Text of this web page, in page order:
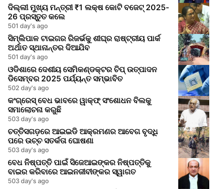
ଦିଲ୍ଲୀ ମୁଖ୍ୟ ମନ୍ତ୍ରୀ ₹1 ଲକ୍ଷ କୋଟି ବଜେଟ୍ 2025-
26 ପ୍ରସ୍ତୁତ କଲେ
501 day's ago
ସିମ୍ଲିପାଳ ଟାଇଗର ରିଜର୍ଭକୁ ଶୀଘ୍ର ରାଷ୍ଟ୍ରୀୟ ପାର୍କ
ଅର୍ଥାତ ସ୍ଥାନାନ୍ତର ଦିଆଯିବ
501 day's ago
ଓଡିଶାରେ ଦେଶୀୟ ସେମିକଣ୍ଡକ୍ଟର ଚିପ୍ ଉତ୍ପାଦନ
ଡିସେମ୍ବର 2025 ପର୍ଯ୍ୟନ୍ତ ସମ୍ଭାବିତ
502 day's ago
କଂଗ୍ରେସ୍ ବେଧ ଭାବରେ ୱାକ୍ଫ୍ ସଂଶୋଧନ ବିଲକୁ
ସମାଲୋଚନା କରୁଛି
503 day's ago
ଚତ୍ତିସଗଡ଼ରେ ଆଇଇଡି ଆକ୍ରମଣର ଆବେଗ ବୃଦ୍ଧି
ପରେ ଉଚ୍ଚ ସତର୍କତା ଘୋଷଣା
503 day's ago
ବେଧ ନିଷ୍ପତ୍ତି ପାଇଁ ସିଜେଆଇଙ୍କର ନିଷ୍ପତ୍ତିକୁ
ବାଇର କରିବାରେ ଆଇନଜୀବୀଙ୍କର ସ୍ୱାଗତ
503 day's ago